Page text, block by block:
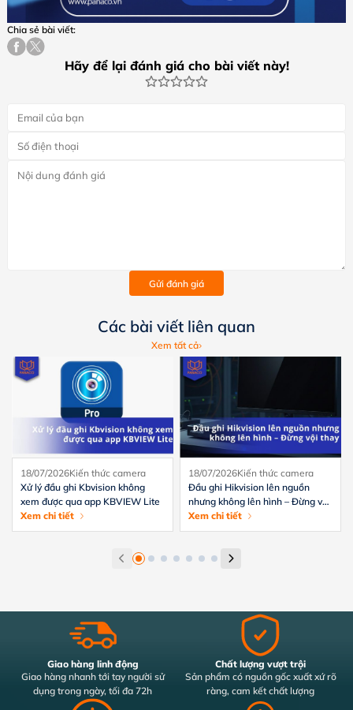
Chia sẻ bài viết:
Hãy để lại đánh giá cho bài viết này!
Gửi đánh giá
Các bài viết liên quan
Xem tất cả
18/07/2026Kiến thức camera
Xử lý đầu ghi Kbvision không
xem được qua app KBVIEW Lite
Xem chi tiết
18/07/2026Kiến thức camera
Đầu ghi Hikvision lên nguồn
nhưng không lên hình – Đừng vội
thay
Xem chi tiết
Giao hàng linh động
Giao hàng nhanh tới tay người sử
dụng trong ngày, tối đa 72h
Chất lượng vượt trội
Sản phẩm có nguồn gốc xuất xứ rõ
ràng, cam kết chất lượng